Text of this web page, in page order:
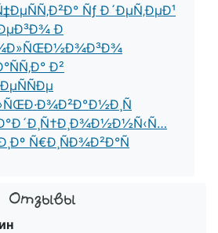
Ñƒ Ð´ÐµÑ‚ÐµÐ¹
Ð
Ð²
Ñ€Ð¸ÑÐ¾Ð²Ð°Ñ